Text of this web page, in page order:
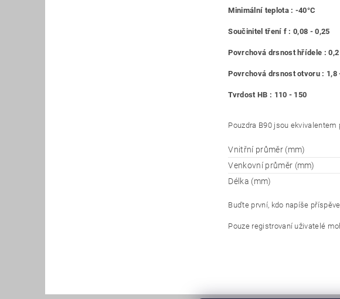
Minimální teplota : -40°C
Součinitel tření f : 0,08 - 0,25
Povrchová drsnost hřídele :
Povrchová drsnost otvoru : 1,8
Tvrdost HB : 110 - 150
Pouzdra B90 jsou
Vnitřní průměr (mm)
Venkovní průměr (mm)
Délka (mm)
Buďte první, kdo napíše
Pouze registrovaní uživatelé